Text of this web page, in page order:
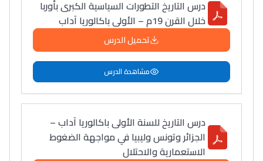
التّطوّعي، التّشبيك و
أشياء أخرى مع مامودو
سامورا
بطلة المغرب فالقفز
الطولي، ملاك البردع
كتحكي على تجربتها
فالرّياضة و الدّراسة
درس التاريخ التطورات السياسية الكبرى بأوربا
خلال القرن 19م – الأولى باكالوريا آداب
تحميل الدرس
مشاهدة الدرس
درس التاريخ للسنة الأولى باكالوريا آداب –
الجزائر وتونس وليبيا في مواجهة الضغوط
الاستعمارية والاحتلال